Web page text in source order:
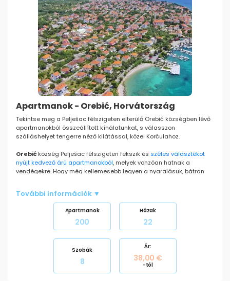
Apartmanok - Orebić, Horvátország
Tekintse meg a Pelješac félszigeten elterülő Orebić községben lévő
apartmanokból összeállított kínálatunkat, s válasszon
szálláshelyet tengerre néző kilátással, közel Korčulahoz.
Orebićközség Pelješac félszigeten fekszik és széles választékot
nyújt kedvező árú apartmanokból, melyek vonzóan hatnak a
vendégekre. Hogy még kellemesebb legyen a nyaralásuk, bátran
szívesen látják a házikedvenceket, valamint a kavicsos strand
közelében fekvő szálláshelyek közül is.
Ezenkívül Orebić nagyon vonzó hely a sok kis templom, kolostor és
múzeum okán. A hely természeti szépségeit sem szabad figyelmen
kívül hagynunk, melyek közül a legjelentősebbek: a Sv. Ilija, Spila
Nakovana és a "Pod Gospu" ciprus erdő.
Tudjon meg többet a
További információk ▼
Apartmanok
200
Házak
22
Szobák
8
Ár:
38,00 €
-tól